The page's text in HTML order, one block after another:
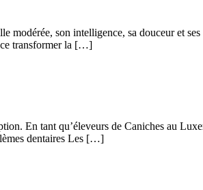
son intelligence, sa douceur et ses
transformer la […]
En tant qu’éleveurs de Caniches au
dentaires Les […]